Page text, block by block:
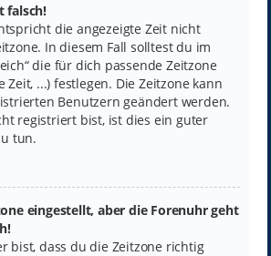
falsch!
die angezeigte Zeit nicht
In diesem Fall solltest du im
die für dich passende Zeitzone
...) festlegen. Die Zeitzone kann
Benutzern geändert werden.
registriert bist, ist dies ein guter
tun.
eingestellt, aber die Forenuhr geht
bist, dass du die Zeitzone richtig